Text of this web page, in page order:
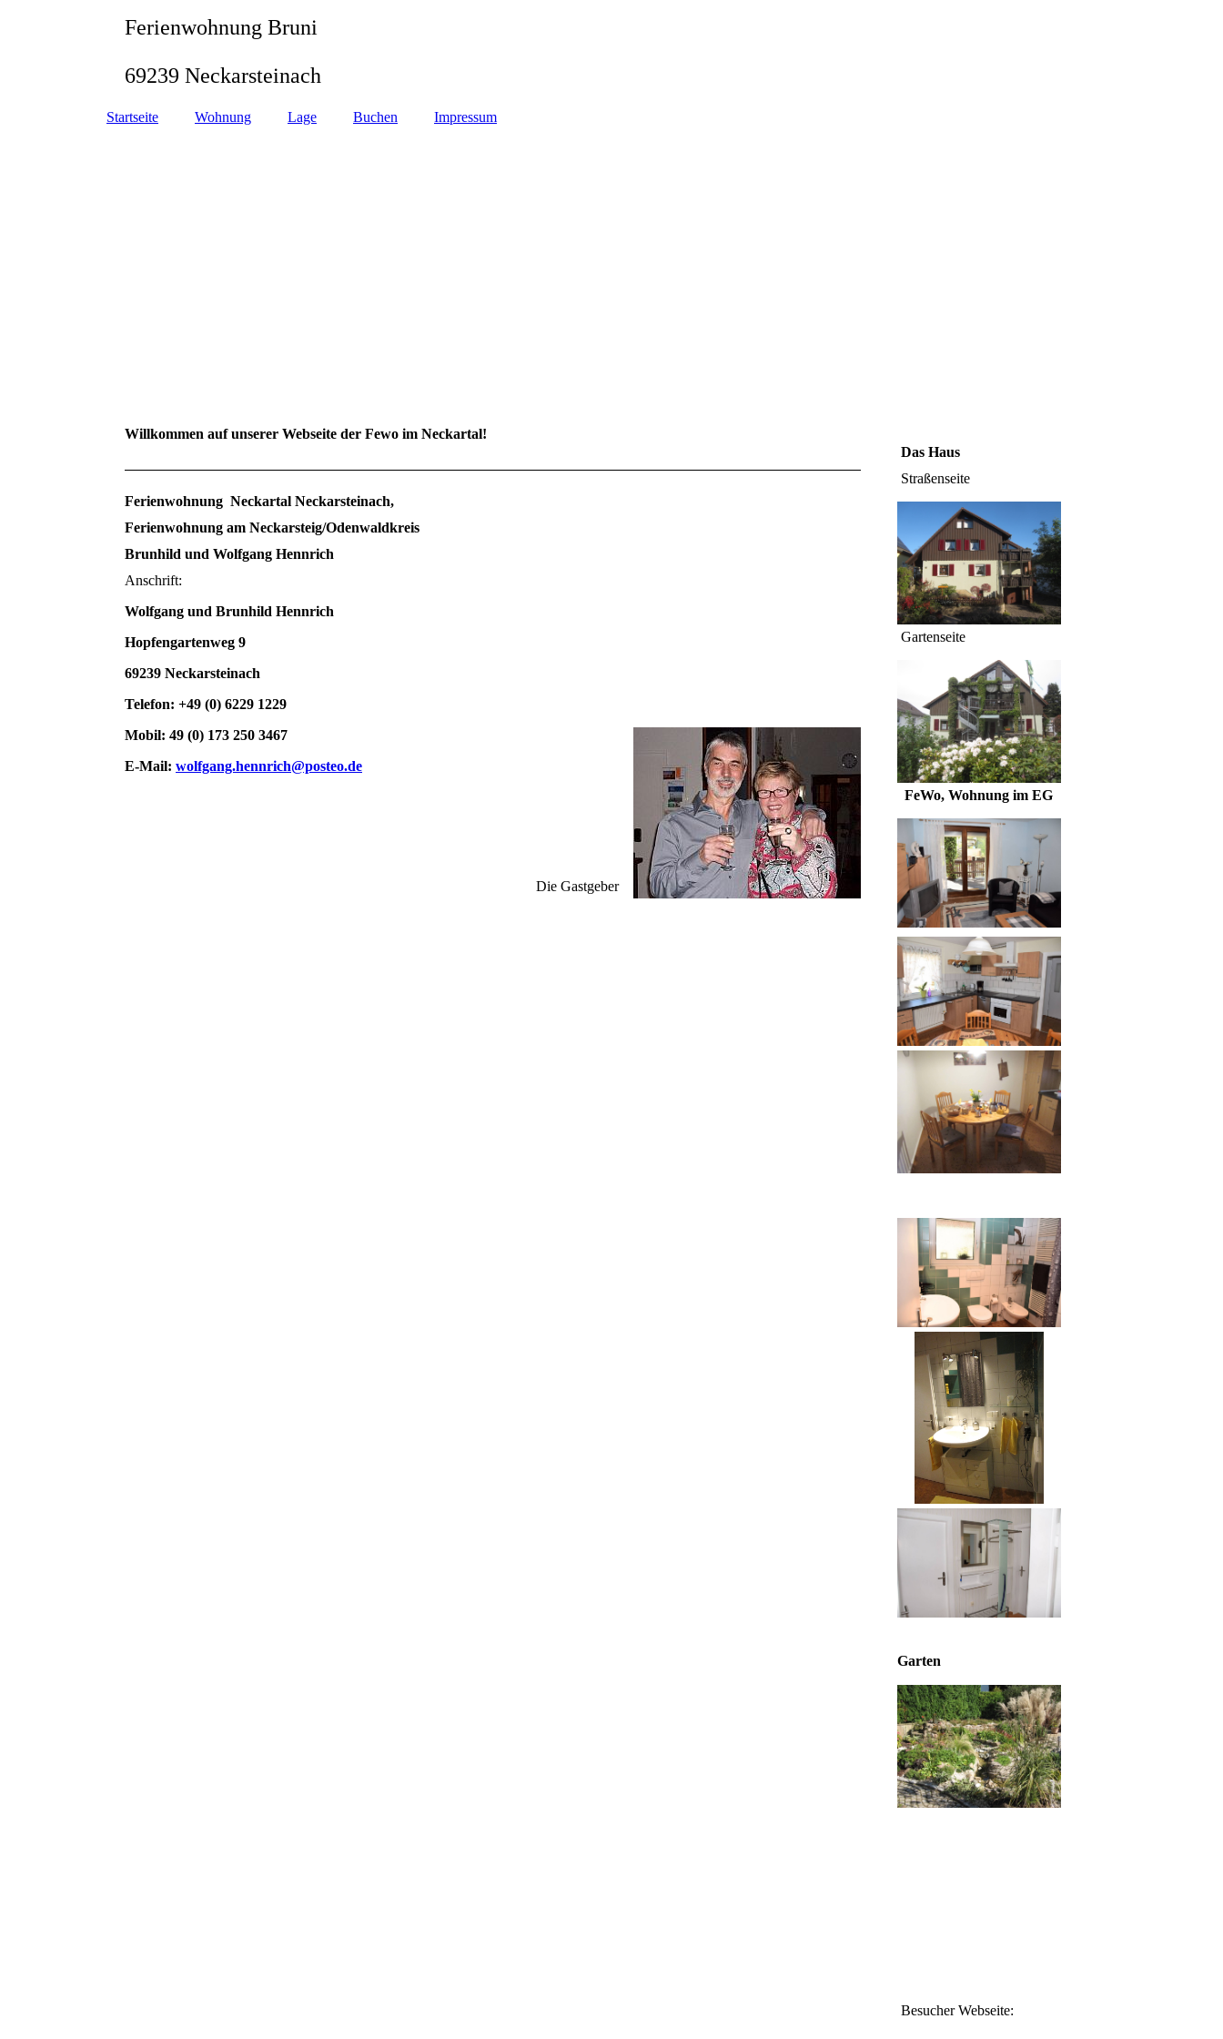
Ferienwohnung Bruni
69239 Neckarsteinach
Startseite Wohnung Lage Buchen Impressum
Willkommen auf unserer Webseite der Fewo im Neckartal!
Ferienwohnung Neckartal Neckarsteinach,
Ferienwohnung am Neckarsteig/Odenwaldkreis
Brunhild und Wolfgang Hennrich
Anschrift:
Wolfgang und Brunhild Hennrich
Hopfengartenweg 9
69239 Neckarsteinach
Telefon: +49 (0) 6229 1229
Mobil: 49 (0) 173 250 3467
E-Mail: wolfgang.hennrich@posteo.de
Die Gastgeber
Das Haus
Straßenseite
Gartenseite
FeWo, Wohnung im EG
Garten
Besucher Webseite: